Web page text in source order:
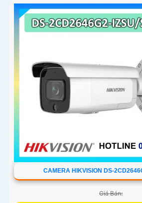
CAMERA HIKVISION DS-
Giá Bán: